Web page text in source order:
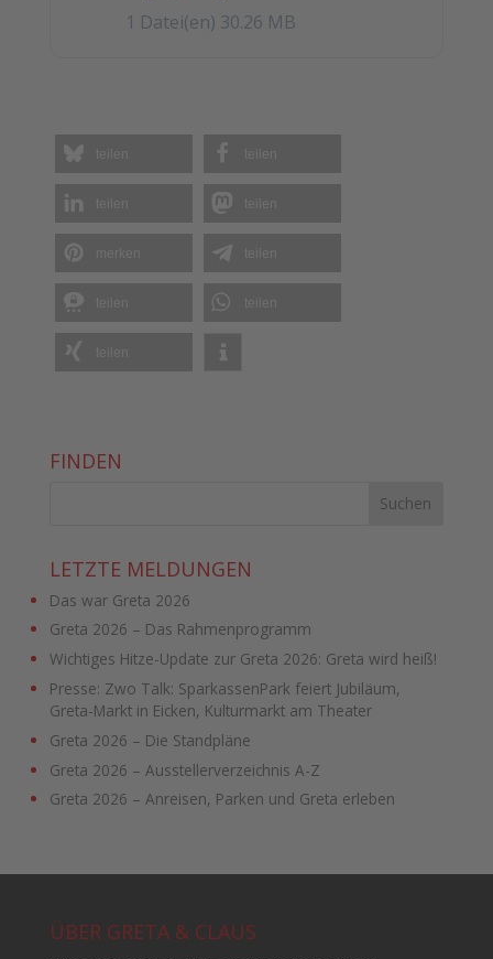
1 Datei(en) 30.26 MB
teilen teilen
teilen teilen
teilen
teilen teilen
teilen
FINDEN
LETZTE MELDUNGEN
Das war Greta 2026
Greta 2026 – Das Rahmenprogramm
Wichtiges Hitze-Update zur Greta 2026: Greta wird heiß!
Presse: Zwo Talk: SparkassenPark feiert Jubiläum,
Greta-Markt in Eicken, Kulturmarkt am Theater
Greta 2026 – Die Standpläne
Greta 2026 – Ausstellerverzeichnis A-Z
Greta 2026 – Anreisen, Parken und Greta erleben
ÜBER GRETA & CLAUS